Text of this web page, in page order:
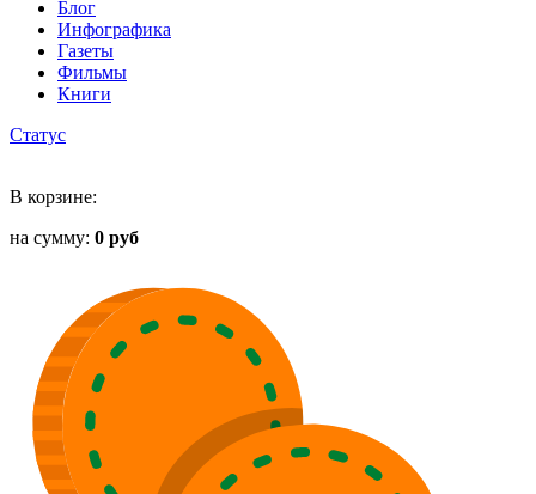
Блог
Инфографика
Газеты
Фильмы
Книги
Статус
В корзине:
на сумму: 0 руб